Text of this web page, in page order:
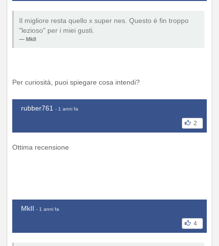
Il migliore resta quello x super nes. Questo è fin troppo
"lezioso" per i miei gusti.
MkII
Per curiosità, puoi spiegare cosa intendi?
rubber761 - 1 anni fa
2
Ottima recensione
MkII - 1 anni fa
4